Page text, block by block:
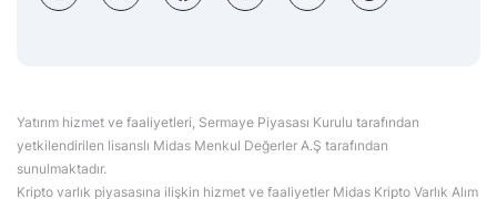
Yatırım hizmet ve faaliyetleri, Sermaye Piyasası Kurulu tarafından
yetkilendirilen lisanslı Midas Menkul Değerler A.Ş tarafından
sunulmaktadır.
Kripto varlık piyasasına ilişkin hizmet ve faaliyetler Midas Kripto Varlık Alım